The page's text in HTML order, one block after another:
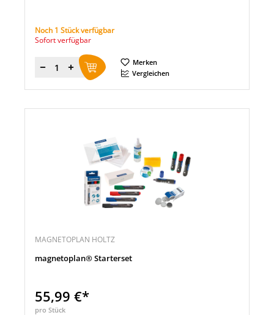
Noch 1 Stück verfügbar
Sofort verfügbar
Menge
Merken
Vergleichen
MAGNETOPLAN HOLTZ
magnetoplan® Starterset
55,99 €*
pro Stück